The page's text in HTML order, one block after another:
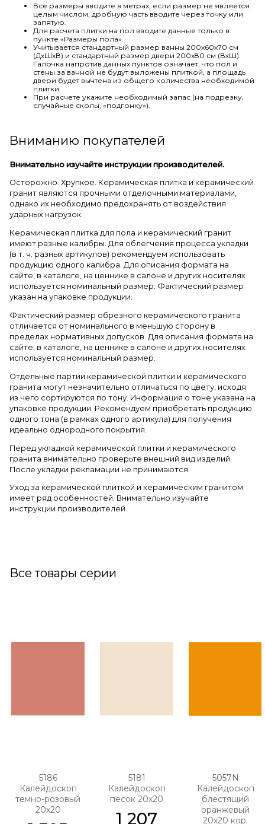
Все размеры вводите в метрах, если размер не является
целым числом, дробную часть вводите через точку или
запятую.
Для расчета плитки на пол вводите данные только в
пункте «Размеры пола».
Учитывается стандартный размер ванны 200х60х70 см
(ДхШхВ) и стандартный размер двери 200х80 см (ВхШ).
Галочка напротив данных пунктов означает, что пол и
стены за ванной не будут выложены плиткой, а площадь
двери будет вычтена из общего количества необходимой
плитки.
При расчете укажите необходимый запас (на подрезку,
случайные сколы, «подгонку»).
Вниманию покупателей
Внимательно изучайте инструкции производителей.
Осторожно. Хрупкое. Керамическая плитка и керамический
гранит являются прочными отделочными материалами,
однако их необходимо предохранять от воздействия
ударных нагрузок.
Керамическая плитка для пола и керамический гранит
имеют разные калибры. Для облегчения процесса укладки
(в т. ч. разных артикулов) рекомендуем использовать
продукцию одного калибра. Для описания формата на
сайте, в каталоге, на ценнике в салоне и других носителях
используется номинальный размер. Фактический размер
указан на упаковке продукции.
Фактический размер обрезного керамического гранита
отличается от номинального в меньшую сторону в
пределах нормативных допусков. Для описания формата на
сайте, в каталоге, на ценнике в салоне и других носителях
используется номинальный размер.
Отдельные партии керамической плитки и керамического
гранита могут незначительно отличаться по цвету, исходя
из чего сортируются по тону. Информация о тоне указана на
упаковке продукции. Рекомендуем приобретать продукцию
одного тона (в рамках одного артикула) для получения
идеально однородного покрытия.
Перед укладкой керамической плитки и керамического
гранита внимательно проверьте внешний вид изделий.
После укладки рекламации не принимаются.
Уход за керамической плиткой и керамическим гранитом
имеет ряд особенностей. Внимательно изучайте
инструкции производителей.
Все товары серии
5186
Калейдоскоп
темно-розовый
20х20
5181
Калейдоскоп
песок 20х20
1 207
5057N
Калейдоскоп
блестящий
оранжевый
20х20 кор.